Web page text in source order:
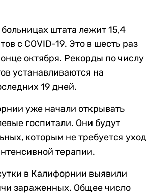
штата лежит 15,4
с COVID-19. Это в шесть раз
октября. Рекорды по числу
устанавливаются на
19 дней.
уже начали открывать
госпитали. Они будут
которым не требуется уход
терапии.
в Калифорнии выявили
зараженных. Общее число